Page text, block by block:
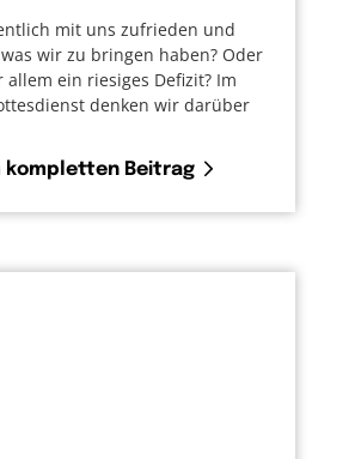
mit uns zufrieden und
wir zu bringen haben? Oder
ein riesiges Defizit? Im
denken wir darüber
kompletten Beitrag